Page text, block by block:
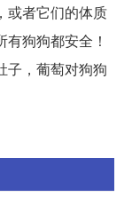
或者它们的体质
狗狗都安全！
子，葡萄对狗狗